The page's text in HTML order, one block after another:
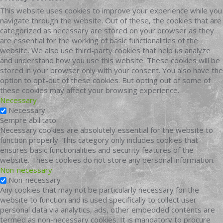
This website uses cookies to improve your experience while you
navigate through the website. Out of these, the cookies that are
categorized as necessary are stored on your browser as they
are essential for the working of basic functionalities of the
website. We also use third-party cookies that help us analyze
and understand how you use this website. These cookies will be
stored in your browser only with your consent. You also have the
option to opt-out of these cookies. But opting out of some of
these cookies may affect your browsing experience.
Necessary
Necessary
Sempre abilitato
Necessary cookies are absolutely essential for the website to
function properly. This category only includes cookies that
ensures basic functionalities and security features of the
website. These cookies do not store any personal information.
Non-necessary
Non-necessary
Any cookies that may not be particularly necessary for the
website to function and is used specifically to collect user
personal data via analytics, ads, other embedded contents are
termed as non-necessary cookies. It is mandatory to procure